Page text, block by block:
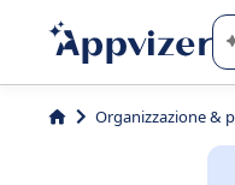
Organizzazione &